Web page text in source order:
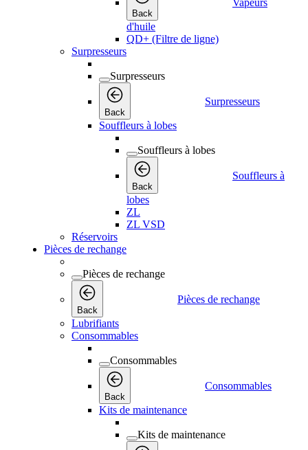
Back
Vapeurs
d'huile
QD+ (Filtre de ligne)
Surpresseurs
Surpresseurs
Back
Surpresseurs
Souffleurs à lobes
Souffleurs à lobes
Back
Souffleurs à
lobes
ZL
ZL VSD
Réservoirs
Pièces de rechange
Pièces de rechange
Back
Pièces de rechange
Lubrifiants
Consommables
Consommables
Back
Consommables
Kits de maintenance
Kits de maintenance